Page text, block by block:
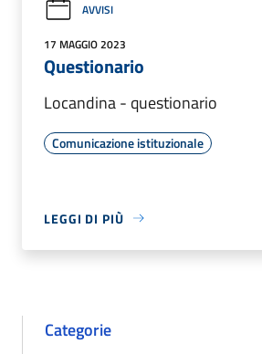
AVVISI
17 MAGGIO 2023
Questionario
Locandina - questionario
Comunicazione istituzionale
LEGGI DI PIÙ
Categorie